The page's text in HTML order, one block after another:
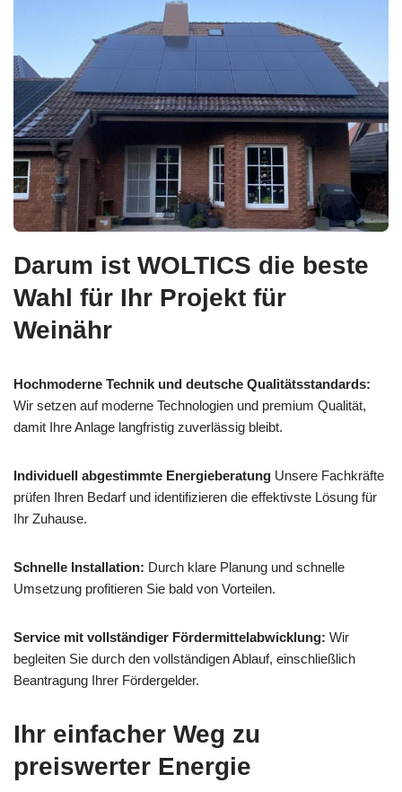
Darum ist WOLTICS die beste
Wahl für Ihr Projekt für
Weinähr
Hochmoderne Technik und deutsche Qualitätsstandards:
Wir setzen auf moderne Technologien und premium Qualität,
damit Ihre Anlage langfristig zuverlässig bleibt.
Individuell abgestimmte Energieberatung Unsere Fachkräfte
prüfen Ihren Bedarf und identifizieren die effektivste Lösung für
Ihr Zuhause.
Schnelle Installation: Durch klare Planung und schnelle
Umsetzung profitieren Sie bald von Vorteilen.
Service mit vollständiger Fördermittelabwicklung: Wir
begleiten Sie durch den vollständigen Ablauf, einschließlich
Beantragung Ihrer Fördergelder.
Ihr einfacher Weg zu
preiswerter Energie